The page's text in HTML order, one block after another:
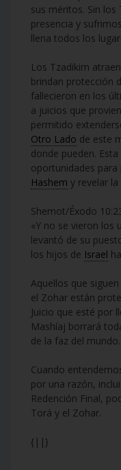
sus méritos. Sin los
presencia y
llena todos los
Los Tzadikim
brindan protección
fallecieron en los
a juicios que
permitido
Otro Lado de este
donde pueden.
oportunidades
Hashem y revelar
Shemot/Éxodo
«Y no se vieron los
levantó de su
los hijos de Israel
Aquellos que
el Zohar están
Juicio que esté por
Mashíaj borrará
de la faz del mundo.
Cuando
por una razón,
Redención Final,
Torá y el Zohar.
{||}